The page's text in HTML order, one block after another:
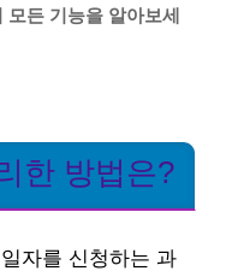
든 기능을 알아보세
한 방법은?
자를 신청하는 과